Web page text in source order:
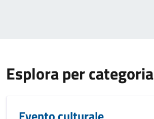
Esplora per categoria